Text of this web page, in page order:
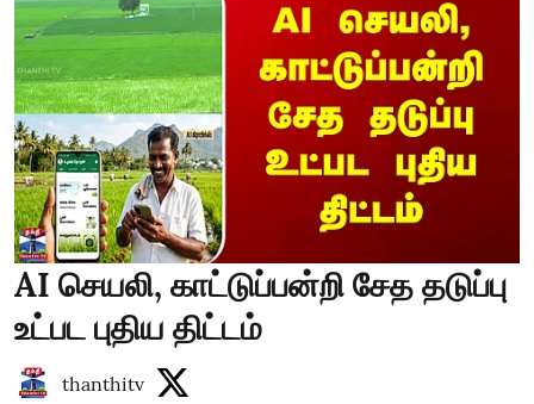
AI செயலி, காட்டுப்பன்றி சேத தடுப்பு
உட்பட புதிய திட்டம்
thanthitv